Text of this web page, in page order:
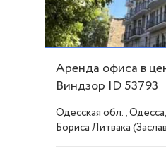
Аренда офиса в
Виндзор ID 53793
Одесская обл.,
Бориса Литвака